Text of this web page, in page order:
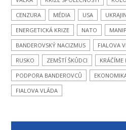
CENZURA
MÉDIA USA
ENERGETICKÁ KRIZE
NATO
BANDEROVSKÝ NACIZMUS
FIALOVA
RUSKO
ZEMŠTÍ ŠKŮDCI
PODPORA BANDEROVCŮ
FIALOVA VLÁDA